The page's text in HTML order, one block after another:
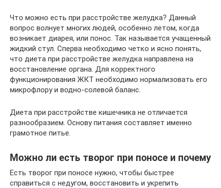
Что можно есть при расстройстве желудка? Данный
вопрос волнует многих людей, особенно летом, когда
возникает диарея, или понос. Так называется учащенный
жидкий стул. Сперва необходимо четко и ясно понять,
что диета при расстройстве желудка направлена на
восстановление органа. Для корректного
функционирования ЖКТ необходимо нормализовать его
микрофлору и водно-солевой баланс.
Диета при расстройстве кишечника не отличается
разнообразием. Основу питания составляет именно
грамотное питье.
Можно ли есть творог при поносе и почему
Есть творог при поносе нужно, чтобы быстрее
справиться с недугом, восстановить и укрепить